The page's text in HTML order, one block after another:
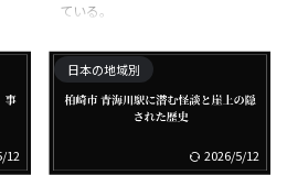
ている。
12
日本の地域別
2026/5/12